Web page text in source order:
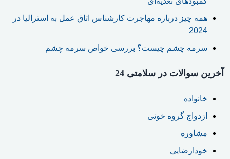
همه چیز درباره مهاجرت کارشناس اتاق عمل به استرالیا در
2024
سرمه چشم چیست؟ بررسی خواص سرمه چشم
آخرین سوالات در سلامتی 24
خانواده
ازدواج گروه خونی
مشاوره
خودارضایی